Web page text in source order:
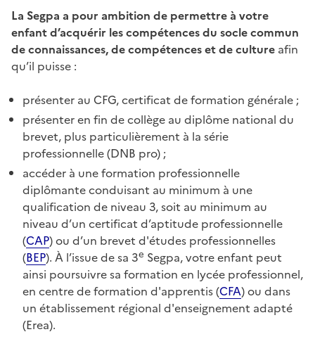
La Segpa a pour ambition de permettre à votre
enfant d’acquérir les compétences du socle commun
de connaissances, de compétences et de culture afin
qu’il puisse :
présenter au CFG, certificat de formation générale ;
présenter en fin de collège au diplôme national du
brevet, plus particulièrement à la série
professionnelle (DNB pro) ;
accéder à une formation professionnelle
diplômante conduisant au minimum à une
qualification de niveau 3, soit au minimum au
niveau d’un certificat d’aptitude professionnelle
(CAP) ou d’un brevet d'études professionnelles
(BEP). À l’issue de sa 3e Segpa, votre enfant peut
ainsi poursuivre sa formation en lycée professionnel,
en centre de formation d'apprentis (CFA) ou dans
un établissement régional d'enseignement adapté
(Erea).